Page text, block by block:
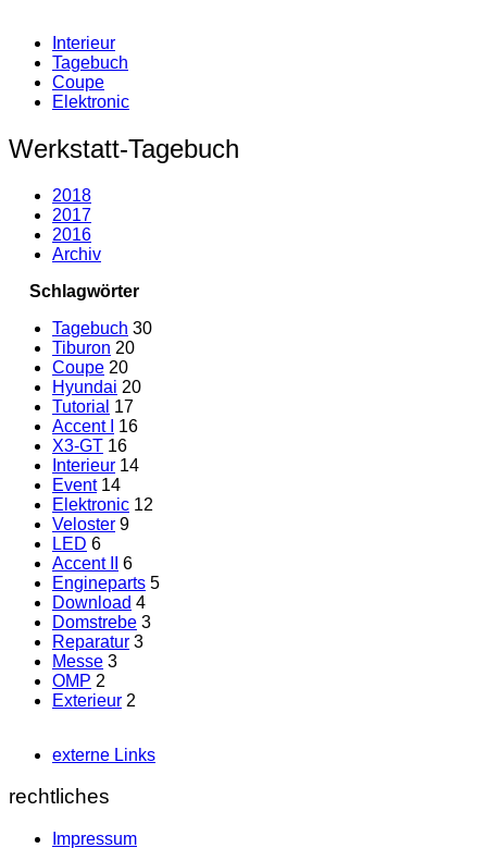
Interieur
Tagebuch
Coupe
Elektronic
Werkstatt-Tagebuch
2018
2017
2016
Archiv
Schlagwörter
Tagebuch 30
Tiburon 20
Coupe 20
Hyundai 20
Tutorial 17
Accent I
16
X3-GT 16
Interieur 14
Event 14
Elektronic 12
Veloster 9
LED 6
Accent II
6
Engineparts 5
Download 4
Domstrebe 3
Reparatur 3
Messe 3
OMP 2
Exterieur 2
externe Links
rechtliches
Impressum